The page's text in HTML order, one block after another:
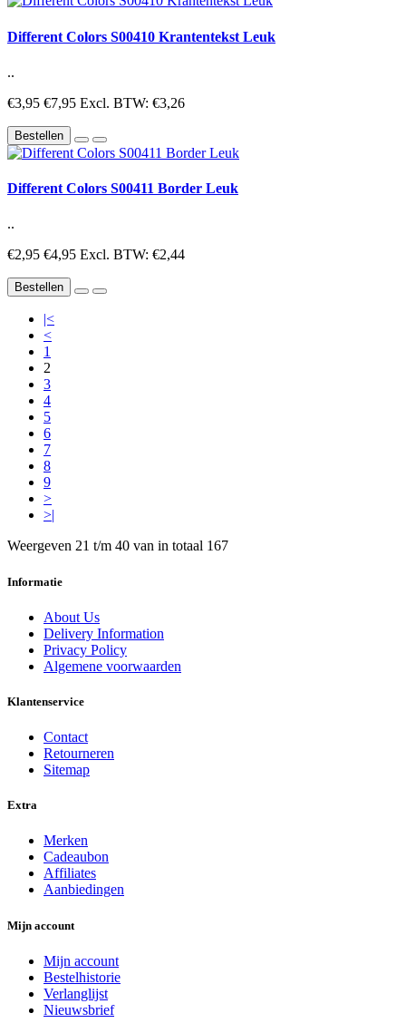
Different Colors S00410 Krantentekst Leuk
..
€3,95 €7,95 Excl. BTW: €3,26
Bestellen
Different Colors S00411 Border Leuk
..
€2,95 €4,95 Excl. BTW: €2,44
Bestellen
|<
<
1
2
3
4
5
6
7
8
9
>
>|
Weergeven 21 t/m 40 van in totaal 167
Informatie
About Us
Delivery Information
Privacy Policy
Algemene voorwaarden
Klantenservice
Contact
Retourneren
Sitemap
Extra
Merken
Cadeaubon
Affiliates
Aanbiedingen
Mijn account
Mijn account
Bestelhistorie
Verlanglijst
Nieuwsbrief